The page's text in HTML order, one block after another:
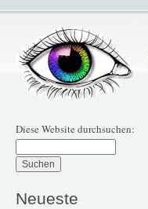
Diese Website durchsuchen:
Neueste